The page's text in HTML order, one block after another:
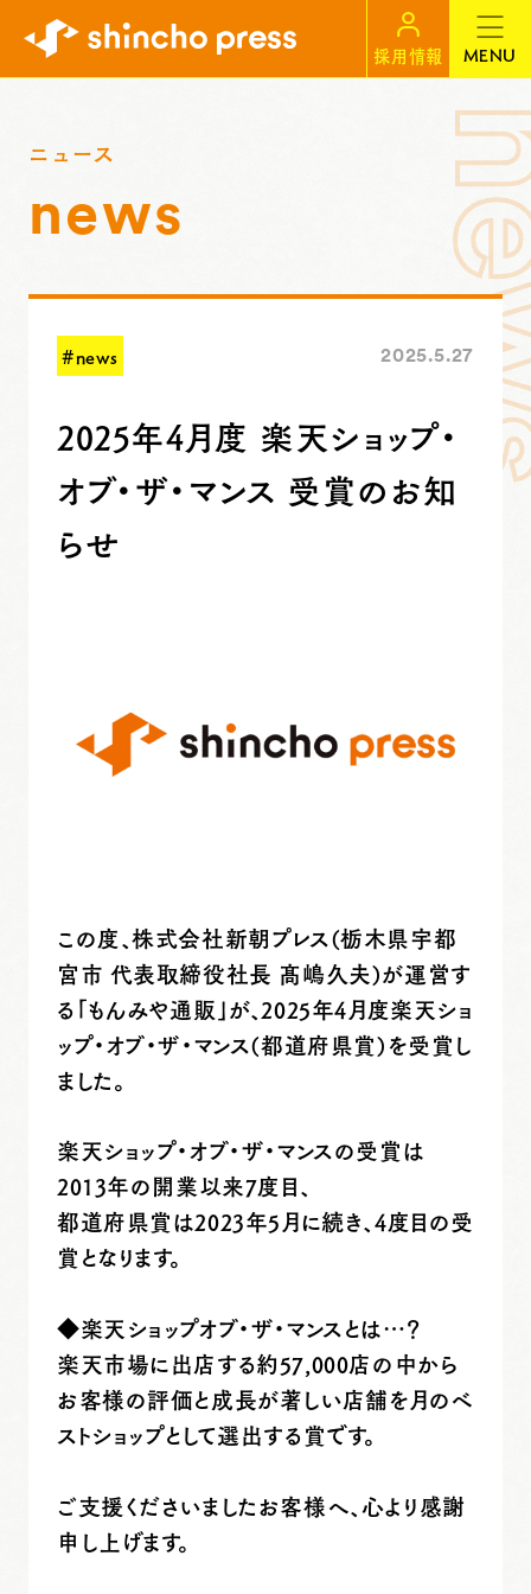
採用情報 MENU
ニュース
news
#news 2025.5.27
2025年4月度 楽天ショップ・
オブ・ザ・マンス 受賞のお知
らせ
この度、株式会社新朝プレス(栃木県宇都
宮市 代表取締役社長 髙嶋久夫)が運営す
る「もんみや通販」が、2025年4月度楽天ショ
ップ・オブ・ザ・マンス(都道府県賞)を受賞し
ました。
楽天ショップ・オブ・ザ・マンスの受賞は
2013年の開業以来7度目、
都道府県賞は2023年5月に続き、4度目の受
賞となります。
◆楽天ショップオブ・ザ・マンスとは…？
楽天市場に出店する約57,000店の中から
お客様の評価と成長が著しい店舗を月のベ
ストショップとして選出する賞です。
ご支援くださいましたお客様へ、心より感謝
申し上げます。